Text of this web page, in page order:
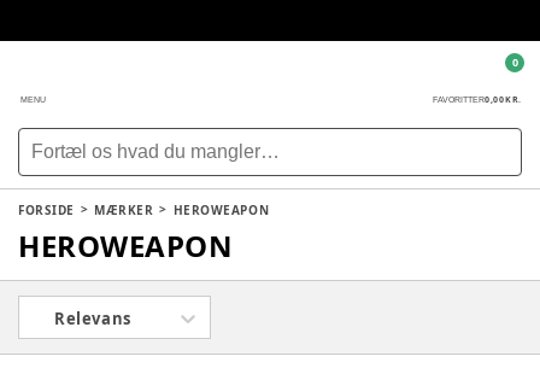
MENU FAVORITTER0,00 KR.
0
FORSIDE MÆRKER HEROWEAPON
HEROWEAPON
Relevans